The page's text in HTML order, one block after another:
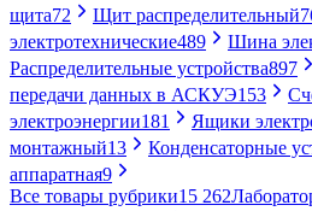
щита72 Щит распределительный
электротехнические489 Шина
Распределительные устройства897
передачи данных в АСКУЭ153
электроэнергии181 Ящики
монтажный13 Конденсаторные
аппаратная9
Все товары рубрики15 262